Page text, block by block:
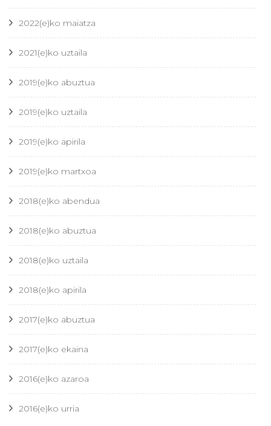
2022(e)ko maiatza
2021(e)ko uztaila
2019(e)ko abuztua
2019(e)ko uztaila
2019(e)ko apirila
2019(e)ko martxoa
2018(e)ko abendua
2018(e)ko abuztua
2018(e)ko uztaila
2018(e)ko apirila
2017(e)ko abuztua
2017(e)ko ekaina
2016(e)ko azaroa
2016(e)ko urria